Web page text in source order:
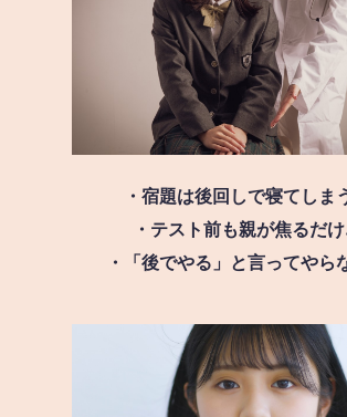
・宿題は後回しで寝てしま
・テスト前も親が焦るだ
・「後でやる」と言ってやら